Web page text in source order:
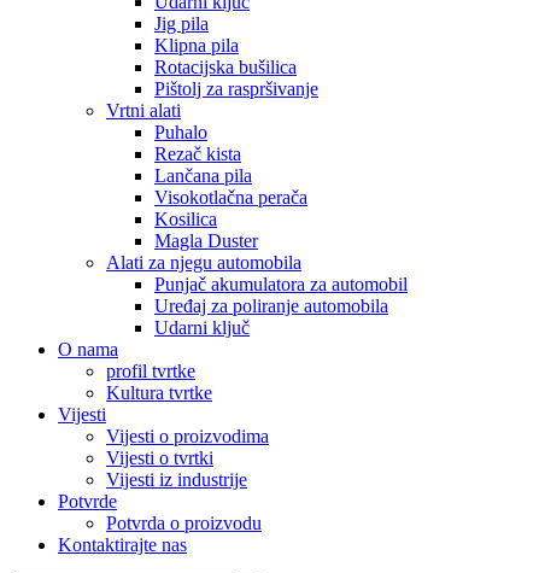
Jig pila
Klipna pila
Rotacijska bušilica
Pištolj za raspršivanje
Vrtni alati
Puhalo
Rezač kista
Lančana pila
Visokotlačna perača
Kosilica
Magla Duster
Alati za njegu automobila
Punjač akumulatora za automobil
Uređaj za poliranje automobila
Udarni ključ
O nama
profil tvrtke
Kultura tvrtke
Vijesti
Vijesti o proizvodima
Vijesti o tvrtki
Vijesti iz industrije
Potvrde
Potvrda o proizvodu
Kontaktirajte nas